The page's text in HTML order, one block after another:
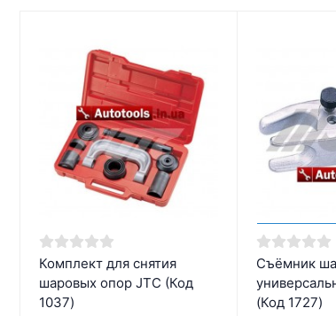
Комплект для снятия
шаровых опор JTC (Код
1037)
Cъёмник
(Код 1727)